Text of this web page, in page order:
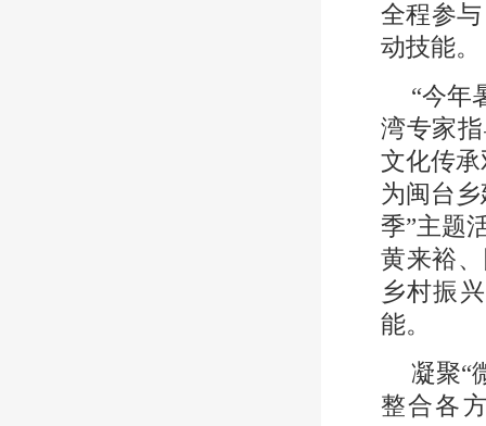
全程参
动技能。
“今年
湾专家
文化传
为闽台
季”主题
黄来裕
乡村振
能。
凝聚“
整合各